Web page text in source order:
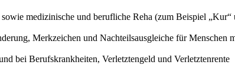
medizinische und berufliche Reha (zum Beispiel
Merkzeichen und Nachteilsausgleiche für Menschen
bei Berufskrankheiten, Verletztengeld und Verletztenrente